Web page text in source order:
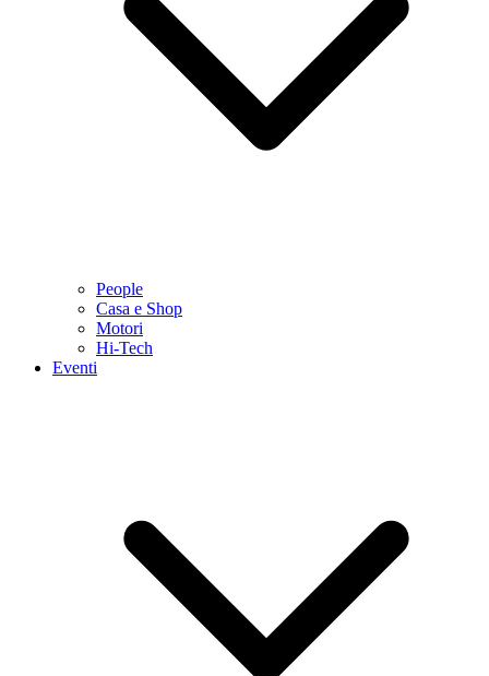
People
Casa e Shop
Motori
Hi-Tech
Eventi